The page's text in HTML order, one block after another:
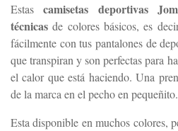
Estascamisetas deportivas
técnicas de colores básicos, es
fácilmente con tus pantalones de
que transpiran y son perfectas para
el calor que está haciendo. Una
de la marca en el pecho en pequeñito.
Esta disponible en muchos colores,